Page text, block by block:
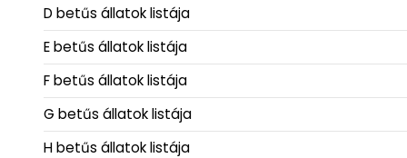
D betűs állatok listája
E betűs állatok listája
F betűs állatok listája
G betűs állatok listája
H betűs állatok listája